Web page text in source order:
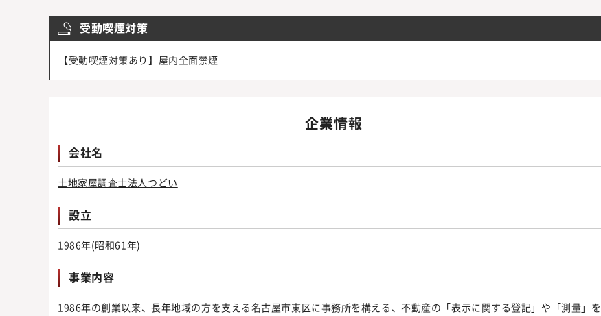
受動喫煙対策
【受動喫煙対策あり】屋内全面禁煙
企業情報
会社名
土地家屋調査士法人つどい
設立
1986年(昭和61年)
事業内容
1986年の創業以来、長年地域の方を支える名古屋市東区に事務所を構える、不動産の「表示に関する登記」や「測量」を